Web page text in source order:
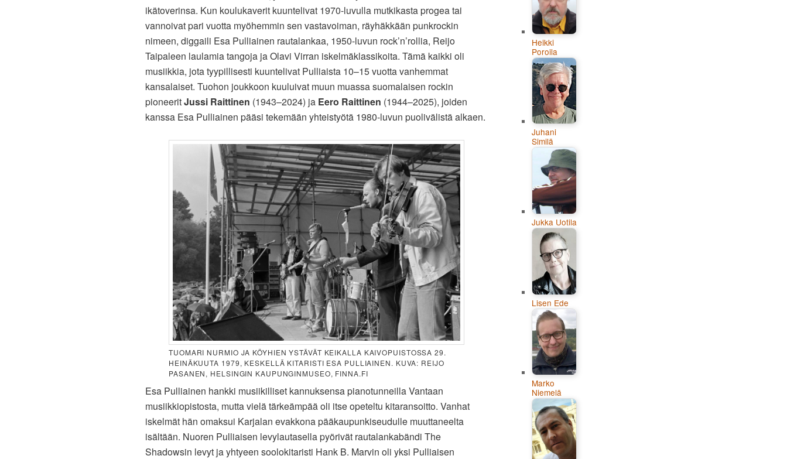
ikätoverinsa. Kun koulukaverit kuuntelivat 1970-luvulla mutkikasta progea tai
vannoivat pari vuotta myöhemmin sen vastavoiman, räyhäkkään punkrockin
nimeen, diggaili Esa Pulliainen rautalankaa, 1950-luvun rock’n’rollia, Reijo
Taipaleen laulamia tangoja ja Olavi Virran iskelmäklassikoita. Tämä kaikki oli
musiikkia, jota tyypillisesti kuuntelivat Pulliaista 10–15 vuotta vanhemmat
kansalaiset. Tuohon joukkoon kuuluivat muun muassa suomalaisen rockin
pioneeritJussi Raittinen (1943–2024) ja Eero Raittinen (1944–2025), joiden
kanssa Esa Pulliainen pääsi tekemään yhteistyötä 1980-luvun puolivälistä alkaen.
TUOMARI NURMIO JA KÖYHIEN YSTÄVÄT KEIKALLA KAIVOPUISTOSSA 29.
HEINÄKUUTA 1979, KESKELLÄ KITARISTI ESA PULLIAINEN. KUVA: REIJO
PASANEN, HELSINGIN KAUPUNGINMUSEO, FINNA.FI
Esa Pulliainen hankki musiikilliset kannuksensa pianotunneilla Vantaan
musiikkiopistosta, mutta vielä tärkeämpää oli itse opeteltu kitaransoitto. Vanhat
iskelmät hän omaksui Karjalan evakkona pääkaupunkiseudulle muuttaneelta
isältään. Nuoren Pulliaisen levylautasella pyörivät rautalankabändi The
Shadowsin levyt ja yhtyeen soolokitaristi Hank B. Marvin oli yksi Pulliaisen
Heikki
Poroila
Juhani
Similä
Jukka Uotila
Lisen Ede
Marko
Niemelä